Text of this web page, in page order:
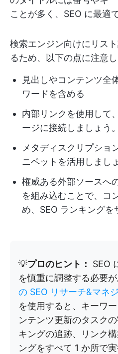
ことが多く、SEO に最適で
検索エンジン向けにリス
るため、以下の点に注意
見出しやコンテンツ全
ワードを含める
内部リンクを使用して
ージに接続しましょう。
メタディスクリプショ
ニペットを活用しまし
権威ある外部ソースへ
を組み込むことで、コ
め、SEO ランキングを
💡プロのヒント：
SEO
を慎重に調整する必要が
の SEO リサーチ&マネ
を使用すると、キーワ
ンテンツ更新のタスク
キングの追跡、リンク
ングをすべて 1 か所で